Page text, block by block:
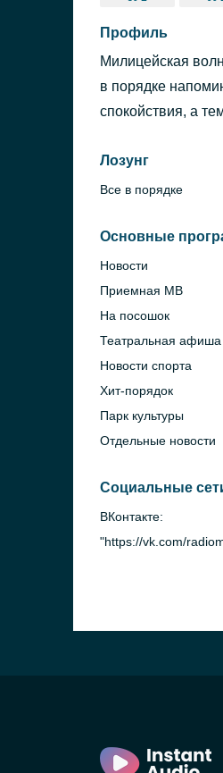
Профиль
Милицейская
в порядке
спокойствия, а
Лозунг
Все в порядке
Основные
Новости
Приемная МВ
На посошок
Театральная афиша
Новости спорта
Хит-порядок
Парк культуры
Отдельные новости
Социальные
ВКонтакте:
"https://vk.com/